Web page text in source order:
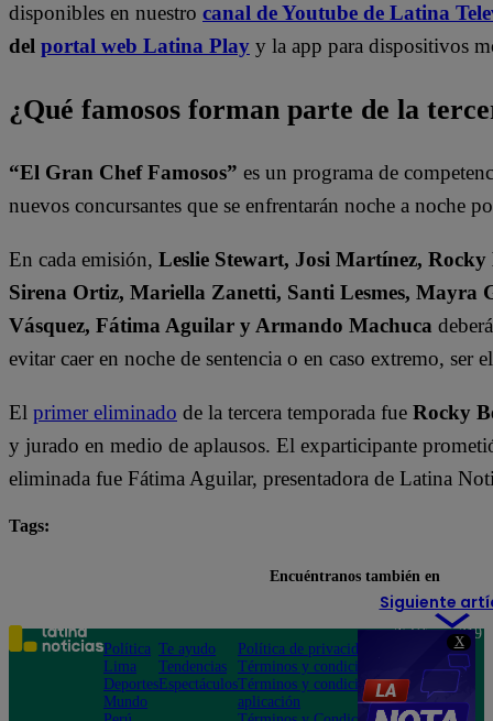
X
disponibles en nuestro canal de Youtube de Latina
del portal web Latina Play y la app para dispositivos
¿Qué famosos forman parte de la
“El Gran Chef Famosos” es un programa de
nuevos concursantes que se enfrentarán noche a noche
En cada emisión, Leslie Stewart, Josi Martínez, Rocky
Sirena Ortiz, Mariella Zanetti, Santi Lesmes, Mayra
Vásquez, Fátima Aguilar y Armando Machuca
evitar caer en noche de sentencia o en caso extremo, ser
El primer eliminado de la tercera temporada fue Rocky
y jurado en medio de aplausos. El exparticipante
eliminada fue Fátima Aguilar, presentadora de Latina
Tags:
Siguiente
Encuéntranos también en
Política
Lima
Deportes
Mundo
Te ayudo
Tendencias
Espectáculos
Política de privacidad
Términos y condiciones
Términos y condiciones
aplicación
Teléfono: 219
Av. San
Felipe 968
Jesús María